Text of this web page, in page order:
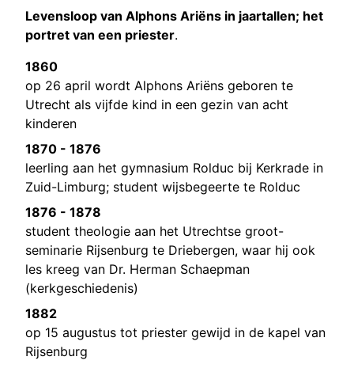
Levensloop van Alphons Ariëns in jaartallen; het
portret van een priester.
1860
op 26 april wordt Alphons Ariëns geboren te
Utrecht als vijfde kind in een gezin van acht
kinderen
1870 - 1876
leerling aan het gymnasium Rolduc bij Kerkrade in
Zuid-Limburg; student wijsbegeerte te Rolduc
1876 - 1878
student theologie aan het Utrechtse groot-
seminarie Rijsenburg te Driebergen, waar hij ook
les kreeg van Dr. Herman Schaepman
(kerkgeschiedenis)
1882
op 15 augustus tot priester gewijd in de kapel van
Rijsenburg